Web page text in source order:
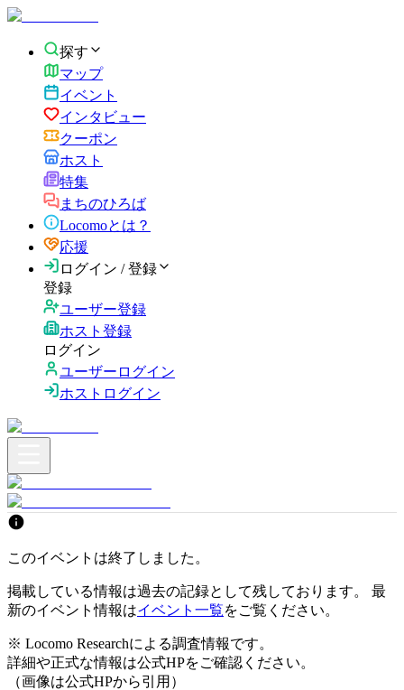
探す
マップ
イベント
インタビュー
クーポン
ホスト
特集
まちのひろば
Locomoとは？
応援
ログイン / 登録
登録
ユーザー登録
ホスト登録
ログイン
ユーザーログイン
ホストログイン
このイベントは終了しました。
掲載している情報は過去の記録として残しております。 最
新のイベント情報はイベント一覧をご覧ください。
※ Locomo Researchによる調査情報です。
詳細や正式な情報は公式HPをご確認ください。
（画像は公式HPから引用）